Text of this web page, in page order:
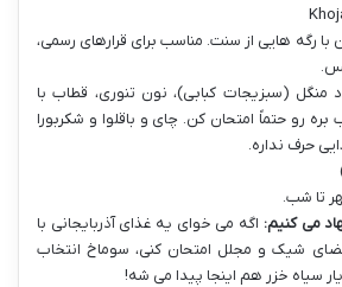
رگه هایی از سنت. مناسب برای قرارهای رسمی،
منگل (سبزیجات کبابی)، نون تنوری، قطاب با
بره رو حتماً امتحان کن. چای و باقلوا و شکربورا
حرف نداره.
تا شب.
می کنیم: اگه می خوای یه غذای آذربایجانی با
شیک و مجلل امتحان کنی، سوماخ انتخاب
سیاه خزر هم اینجا پیدا می شه!